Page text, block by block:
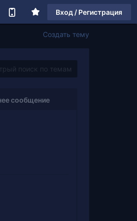
Вход / Регистрация
Создать тему
сообщение